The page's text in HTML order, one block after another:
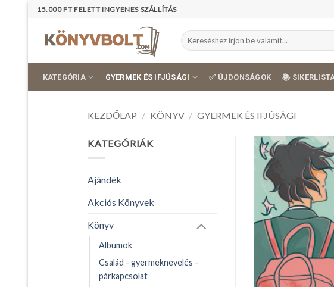
Skip
content
15.000 FT FELETT INGYENES SZÁLLÍTÁS
Keresés
a
KATEGÓRIA GYERMEK ÉS IFJÚSÁGI ✅ ÚJDONSÁGOK 📚
KEZDŐLAP / KÖNYV / GYERMEK ÉS IFJÚSÁGI
KATEGÓRIÁK
Ajándék
Akciós Könyvek
Könyv
Albumok
Család - gyermeknevelés -
párkapcsolat